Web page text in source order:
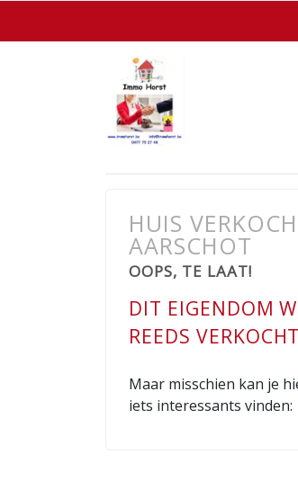
HUIS
AARSCHOT
OOPS, TE LAAT!
DIT EIGENDOM
REEDS
Maar misschien kan je
iets interessants vinden: